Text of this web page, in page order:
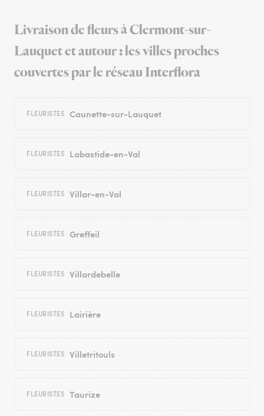
Livraison de fleurs à Clermont-sur-
Lauquet et autour : les villes proches
couvertes par le réseau Interflora
FLEURISTES Caunette-sur-Lauquet
FLEURISTES Labastide-en-Val
FLEURISTES Villar-en-Val
FLEURISTES Greffeil
FLEURISTES Villardebelle
FLEURISTES Lairière
FLEURISTES Villetritouls
FLEURISTES Taurize